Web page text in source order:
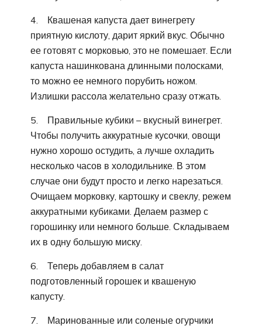
4. Квашеная капуста дает винегрету
приятную кислоту, дарит яркий вкус. Обычно
ее готовят с морковью, это не помешает. Если
капуста нашинкована длинными полосками,
то можно ее немного порубить ножом.
Излишки рассола желательно сразу отжать.
5. Правильные кубики – вкусный винегрет.
Чтобы получить аккуратные кусочки, овощи
нужно хорошо остудить, а лучше охладить
несколько часов в холодильнике. В этом
случае они будут просто и легко нарезаться.
Очищаем морковку, картошку и свеклу, режем
аккуратными кубиками. Делаем размер с
горошинку или немного больше. Складываем
их в одну большую миску.
6. Теперь добавляем в салат
подготовленный горошек и квашеную
капусту.
7. Маринованные или соленые огурчики